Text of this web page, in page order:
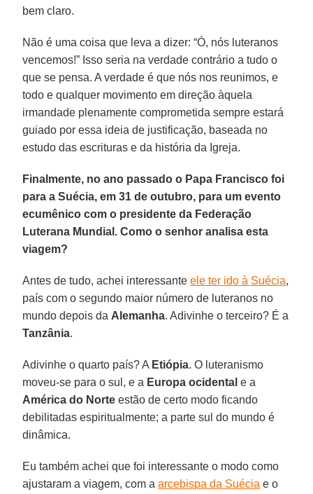
bem claro.
Não é uma coisa que leva a dizer: “Ó, nós luteranos
vencemos!” Isso seria na verdade contrário a tudo o
que se pensa. A verdade é que nós nos reunimos, e
todo e qualquer movimento em direção àquela
irmandade plenamente comprometida sempre estará
guiado por essa ideia de justificação, baseada no
estudo das escrituras e da história da Igreja.
Finalmente, no ano passado o Papa Francisco foi
para a Suécia, em 31 de outubro, para um evento
ecumênico com o presidente da Federação
Luterana Mundial. Como o senhor analisa esta
viagem?
Antes de tudo, achei interessanteele ter ido à Suécia,
país com o segundo maior número de luteranos no
mundo depois da Alemanha. Adivinhe o terceiro? É a
Tanzânia.
Adivinhe o quarto país? A Etiópia. O luteranismo
moveu-se para o sul, e a Europa ocidental e a
América do Norte estão de certo modo ficando
debilitadas espiritualmente; a parte sul do mundo é
dinâmica.
Eu também achei que foi interessante o modo como
ajustaram a viagem, com aarcebispa da Suécia e o